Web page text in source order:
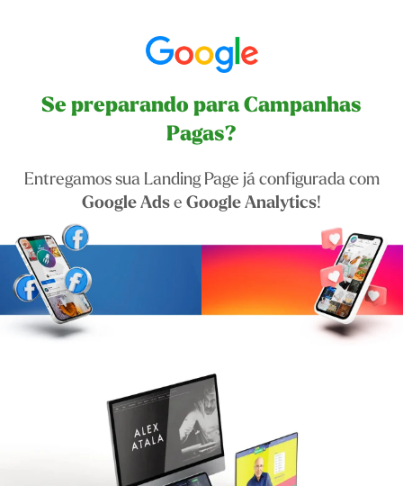
Se preparando para Campanhas
Pagas?
Entregamos sua Landing Page já configurada com
Google Adse Google Analytics!